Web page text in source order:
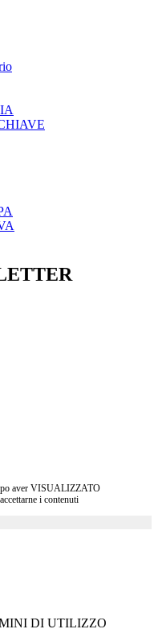
aver VISUALIZZATO
i contenuti
DI UTILIZZO